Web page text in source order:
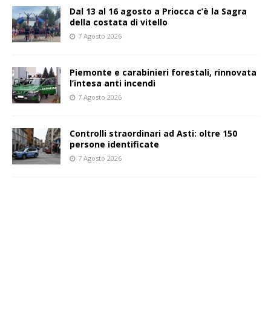
Dal 13 al 16 agosto a Priocca c’è la Sagra
della costata di vitello
7 Agosto 2026
Piemonte e carabinieri forestali, rinnovata
l’intesa anti incendi
7 Agosto 2026
Controlli straordinari ad Asti: oltre 150
persone identificate
7 Agosto 2026